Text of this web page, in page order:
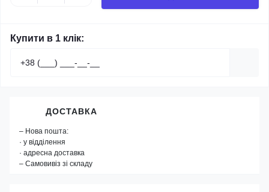
Купити в 1 клік:
ДОСТАВКА
– Нова пошта:
· у відділення
· адресна доставка
– Самовивіз зі складу